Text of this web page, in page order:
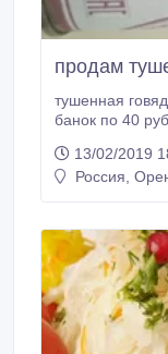
продам
тушенная
банок по 40
13/02/2019
Россия,